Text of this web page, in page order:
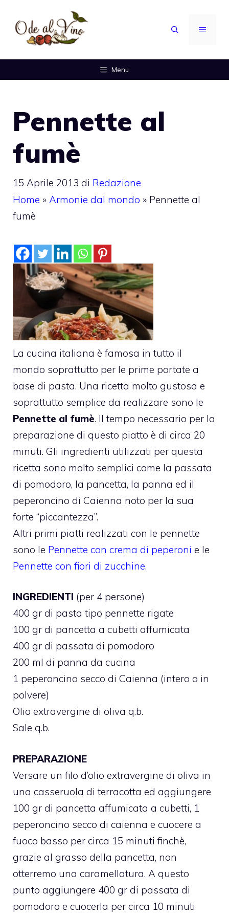
contenuto
MENU
Menu
Pennette al
fumè
15 Aprile 2013 di Redazione
Home » Armonie dal mondo » Pennette al
fumè
La cucina italiana è famosa in tutto il
mondo soprattutto per le prime portate a
base di pasta. Una ricetta molto gustosa e
soprattutto semplice da realizzare sono le
Pennette al fumè. Il tempo necessario per la
preparazione di questo piatto è di circa 20
minuti. Gli ingredienti utilizzati per questa
ricetta sono molto semplici come la passata
di pomodoro, la pancetta, la panna ed il
peperoncino di Caienna noto per la sua
forte “piccantezza”.
Altri primi piatti realizzati con le pennette
sono le Pennette con crema di peperoni e le
Pennette con fiori di zucchine.
INGREDIENTI (per 4 persone)
400 gr di pasta tipo pennette rigate
100 gr di pancetta a cubetti affumicata
400 gr di passata di pomodoro
200 ml di panna da cucina
1 peperoncino secco di Caienna (intero o in
polvere)
Olio extravergine di oliva q.b.
Sale q.b.
PREPARAZIONE
Versare un filo d’olio extravergine di oliva in
una casseruola di terracotta ed aggiungere
100 gr di pancetta affumicata a cubetti, 1
peperoncino secco di caienna e cuocere a
fuoco basso per circa 15 minuti finchè,
grazie al grasso della pancetta, non
otterremo una caramellatura. A questo
punto aggiungere 400 gr di passata di
pomodoro e cuocerla per circa 10 minuti